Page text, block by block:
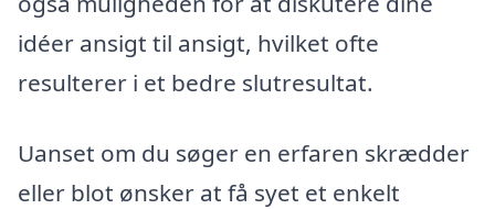
idéer ansigt til ansigt, hvilket ofte
resulterer i et bedre slutresultat.
Uanset om du søger en erfaren skrædder
eller blot ønsker at få syet et enkelt